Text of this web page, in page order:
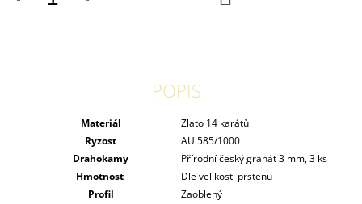
Materiál
Zlato 14 karátů
Ryzost
AU 585/1000
Drahokamy
Přírodní český granát 3 mm, 3 ks
Hmotnost
Dle velikosti prstenu
Profil
Zaoblený
POPIS